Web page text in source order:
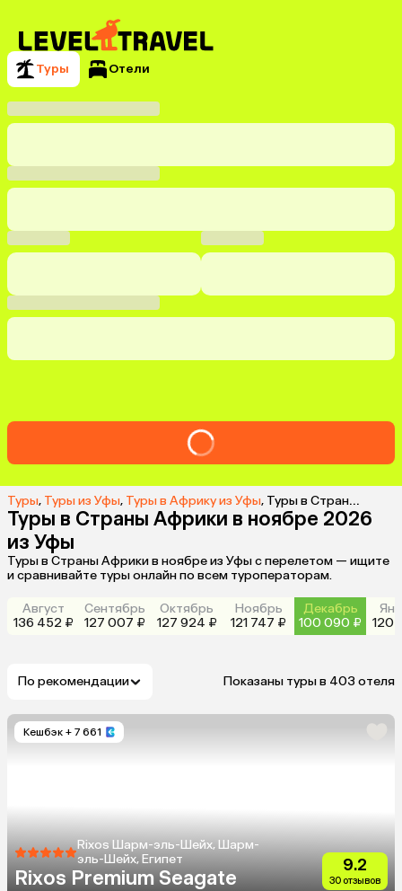
Туры Отели
Туры, Туры из Уфы, Туры в Африку из Уфы, Туры в Страны Африки в ноябре 2026 из Уфы
Туры в Страны Африки в ноябре 2026
из Уфы
Туры в Страны Африки в ноябре из Уфы с перелетом — ищите
и сравнивайте туры онлайн по всем туроператорам.
Август
136 452 ₽
Сентябрь
127 007 ₽
Октябрь
127 924 ₽
Ноябрь
121 747 ₽
Декабрь
100 090 ₽
120
По рекомендации Показаны туры в 403 отеля
Кешбэк + 7 661
Rixos Шарм-эль-Шейх, Шарм-
эль-Шейх, Египет
Rixos Premium Seagate
9.2
30 отзывов